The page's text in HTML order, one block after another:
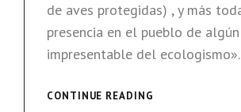
de aves protegidas) , y más
presencia en el pueblo de
impresentable del
CONTINUE READING